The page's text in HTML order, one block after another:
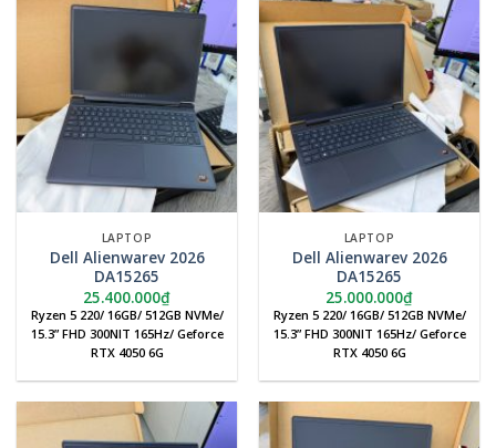
LAPTOP
Dell Alienwarev 2026
DA15265
25.400.000₫
Ryzen 5 220/ 16GB/ 512GB NVMe/
15.3” FHD 300NIT 165Hz/ Geforce
RTX 4050 6G
LAPTOP
Dell Alienwarev 2026
DA15265
25.000.000₫
Ryzen 5 220/ 16GB/ 512GB NVMe/
15.3” FHD 300NIT 165Hz/ Geforce
RTX 4050 6G